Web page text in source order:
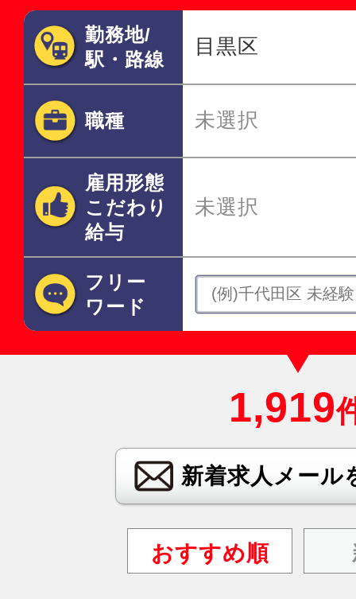
勤務地/
駅・路線
目黒区
職種 未選択
雇用形態
こだわり
給与
未選択
フリー
ワード
1,919
新着求人メール
おすすめ順